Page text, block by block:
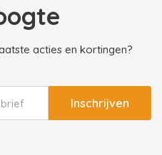
acties en kortingen?
Inschrijven